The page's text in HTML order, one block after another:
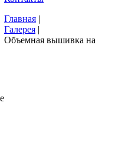
Главная |
Галерея |
Объемная вышивка на